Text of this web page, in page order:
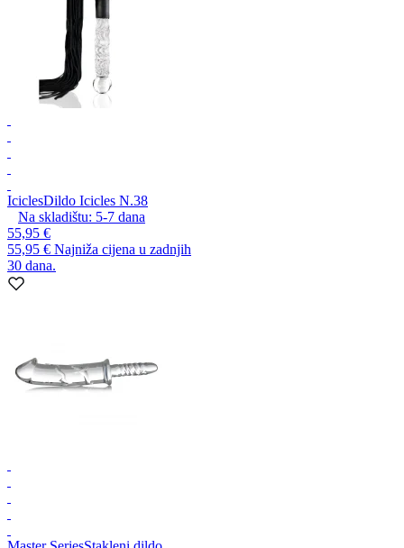
IciclesDildo Icicles N.38
Na skladištu: 5-7 dana
55,95 €
55,95 € Najniža cijena u zadnjih
30 dana.